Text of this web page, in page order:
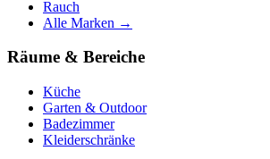
Rauch
Alle Marken →
Räume & Bereiche
Küche
Garten & Outdoor
Badezimmer
Kleiderschränke